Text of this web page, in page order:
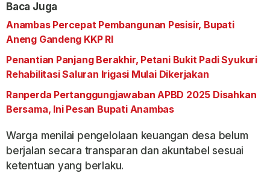
Baca Juga
Anambas Percepat Pembangunan Pesisir, Bupati
Aneng Gandeng KKP RI
Penantian Panjang Berakhir, Petani Bukit Padi Syukuri
Rehabilitasi Saluran Irigasi Mulai Dikerjakan
Ranperda Pertanggungjawaban APBD 2025 Disahkan
Bersama, Ini Pesan Bupati Anambas
Warga menilai pengelolaan keuangan desa belum
berjalan secara transparan dan akuntabel sesuai
ketentuan yang berlaku.